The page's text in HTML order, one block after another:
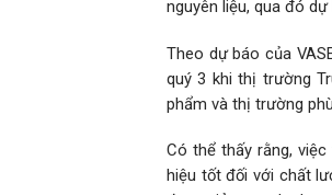
nguyên liệu, qua đó
Theo dự báo của
quý 3 khi thị trường
phẩm và thị trường
Có thể thấy rằng,
hiệu tốt đối với chất